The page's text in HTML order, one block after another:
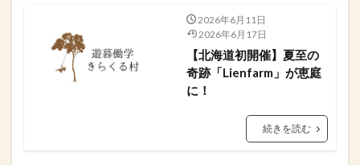
2026年6月11日
2026年6月17日
​【北海道初開催】夏至の
奇跡「Lienfarm」が恵庭
に！⁡
続きを読む